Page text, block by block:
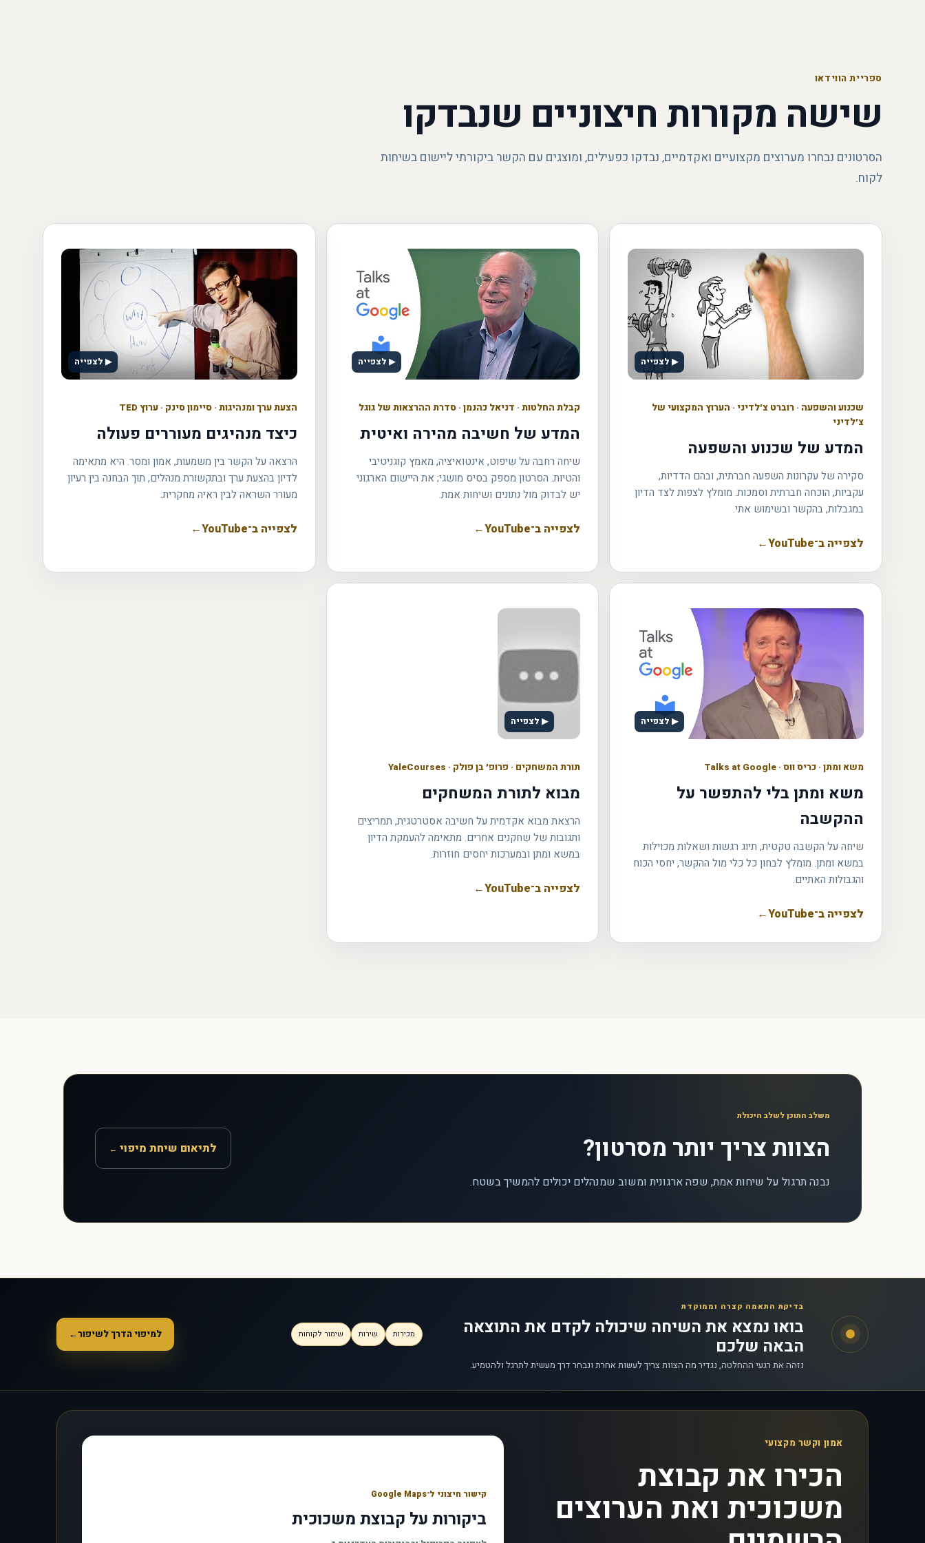
ספריית הווידאו
שישה מקורות חיצוניים שנבדקו
הסרטונים נבחרו מערוצים מקצועיים ואקדמיים, נבדקו כפעילים, ומוצגים עם הקשר ביקורתי ליישום בשיחות
לקוח.
▶ לצפייה
שכנוע והשפעה · רוברט צ׳לדיני · הערוץ המקצועי של
צ׳לדיני
המדע של שכנוע והשפעה
סקירה של עקרונות השפעה חברתית, ובהם הדדיות,
עקביות, הוכחה חברתית וסמכות. מומלץ לצפות לצד הדיון
במגבלות, בהקשר ובשימוש אתי.
לצפייה ב־YouTube ←
▶ לצפייה
קבלת החלטות· דניאל כהנמן · סדרת ההרצאות של גוגל
המדע של חשיבה מהירה ואיטית
שיחה רחבה על שיפוט, אינטואיציה, מאמץ קוגניטיבי
והטיות. הסרטון מספק בסיס מושגי; את היישום הארגוני
יש לבדוק מול נתונים ושיחות אמת.
לצפייה ב־YouTube ←
▶ לצפייה
הצעת ערך ומנהיגות ·סיימון סינק · ערוץ TED
כיצד מנהיגים מעוררים פעולה
הרצאה על הקשר בין משמעות, אמון ומסר. היא מתאימה
לדיון בהצעת ערך ובתקשורת מנהלים, תוך הבחנה בין רעיון
מעורר השראה לבין ראיה מחקרית.
לצפייה ב־YouTube ←
▶ לצפייה
משא ומתן · כריס ווס · Talks at Google
משא ומתן בלי להתפשר על
ההקשבה
שיחה על הקשבה טקטית, תיוג רגשות ושאלות מכוילות
במשא ומתן. מומלץ לבחון כל כלי מול ההקשר, יחסי הכוח
והגבולות האתיים.
לצפייה ב־YouTube ←
▶ לצפייה
תורת המשחקים · פרופ׳ בן פולק · YaleCourses
מבוא לתורת המשחקים
הרצאת מבוא אקדמית על חשיבה אסטרטגית, תמריצים
ותגובות של שחקנים אחרים. מתאימה להעמקת הדיון
במשא ומתן ובמערכות יחסים חוזרות.
לצפייה ב־YouTube ←
משלב התוכן לשלב היכולת
הצוות צריך יותר מסרטון?
נבנה תרגול על שיחות אמת, שפה ארגונית ומשוב שמנהלים יכולים להמשיך בשטח.
לתיאום שיחת מיפוי ←
בדיקת התאמה קצרה וממוקדת
בואו נמצא את השיחה שיכולה לקדם את התוצאה
הבאה שלכם
נזהה את רגעי ההחלטה, נגדיר מה הצוות צריך לעשות אחרת ונבחר דרך מעשית לתרגל ולהטמיע.
מכירות שירות שימור לקוחות למיפוי הדרך לשיפור←
אמון וקשר מקצועי
הכירו את קבוצת
משכוכית ואת הערוצים קישור חיצוני ל־Google Maps
ביקורות על קבוצת משכוכית